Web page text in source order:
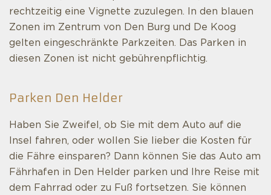
rechtzeitig eine Vignette zuzulegen. In den blauen
Zonen im Zentrum von Den Burg und De Koog
gelten eingeschränkte Parkzeiten. Das Parken in
diesen Zonen ist nicht gebührenpflichtig.
Parken Den Helder
Haben Sie Zweifel, ob Sie mit dem Auto auf die
Insel fahren, oder wollen Sie lieber die Kosten für
die Fähre einsparen? Dann können Sie das Auto am
Fährhafen in Den Helder parken und Ihre Reise mit
dem Fahrrad oder zu Fuß fortsetzen. Sie können